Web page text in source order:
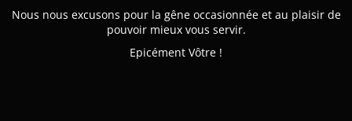
Nous nous excusons pour la gêne occasionnée et au plaisir de
pouvoir mieux vous servir.
Epicément Vôtre !